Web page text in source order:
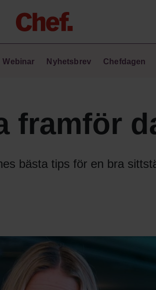
Chefakademin+
Lyft ditt ledarskap med C+
Ledarskapstest
Chef GPT – din chefsassistent i
Webinar Nyhetsbrev Chefdagen
framför
bästa tips för en bra